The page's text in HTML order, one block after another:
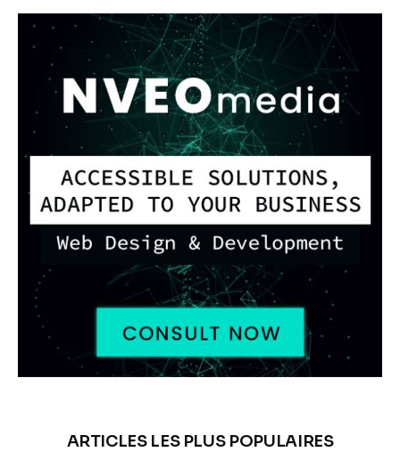
ARTICLES LES PLUS POPULAIRES